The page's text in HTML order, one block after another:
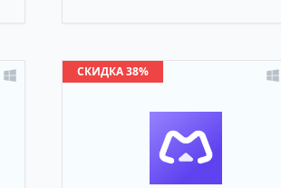
СКИДКА 38%